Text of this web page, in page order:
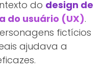
do design de
do usuário (UX).
fictícios
ajudava a